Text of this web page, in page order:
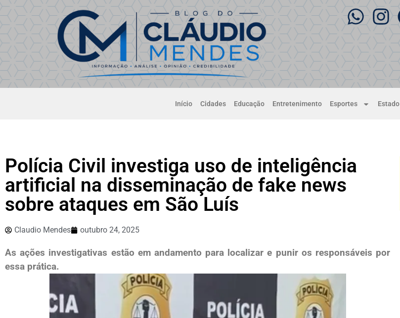
Início Cidades Educação Entretenimento Esportes Estado
Polícia Civil investiga uso de inteligência
artificial na disseminação de fake news
sobre ataques em São Luís
Claudio Mendes outubro 24, 2025
As ações investigativas estão em andamento para localizar e punir os responsáveis por
essa prática.